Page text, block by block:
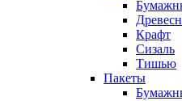
Крафт
Сизаль
Тишью
Пакеты